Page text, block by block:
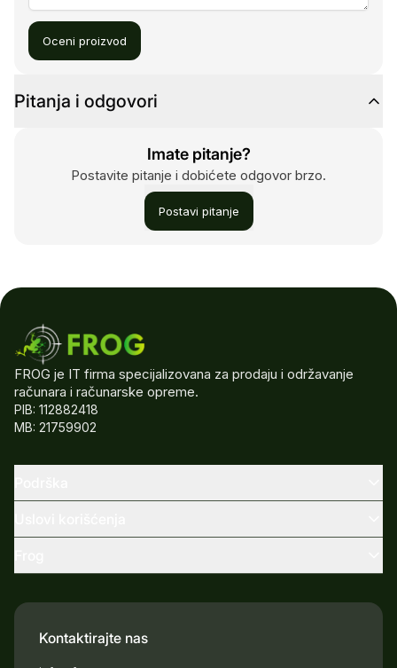
Oceni proizvod
Pitanja i odgovori
Imate pitanje?
Postavite pitanje i dobićete odgovor brzo.
Postavi pitanje
FROG je IT firma specijalizovana za prodaju i održavanje
računara i računarske opreme.
PIB: 112882418
MB: 21759902
Kontaktirajte nas